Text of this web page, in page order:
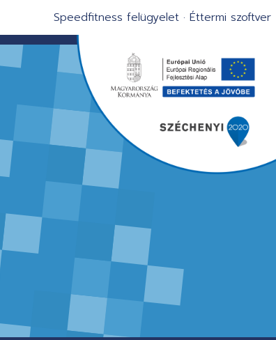
Speedfitness felügyelet ·Éttermi szoftver